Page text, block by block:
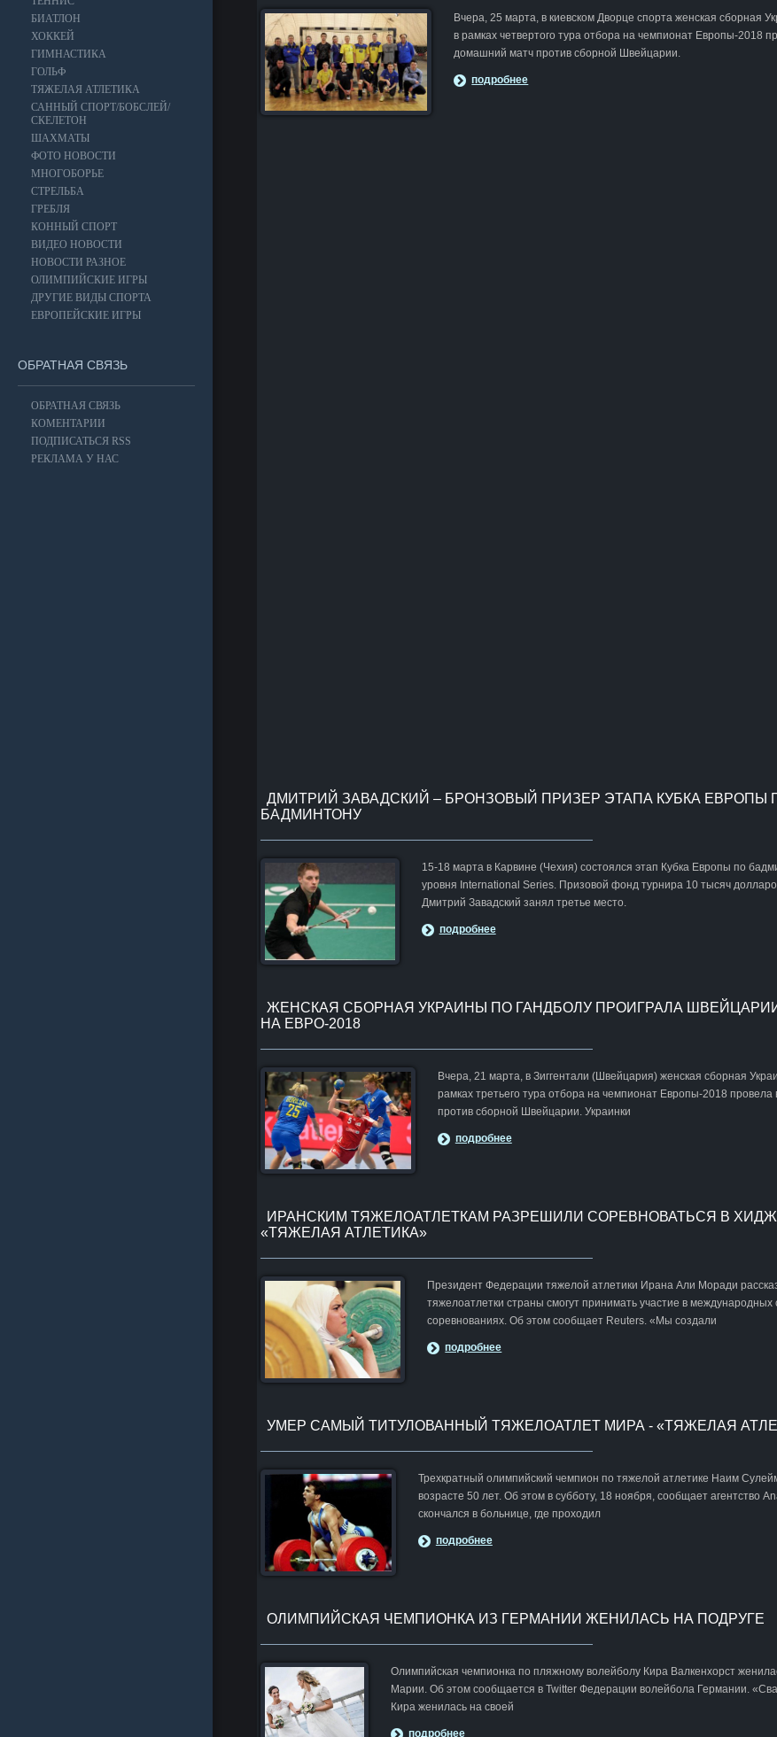
Вчера, 25 марта, в киевском Дворце спорта женская сборная
в рамках четвертого тура отбора на чемпионат Европы-2018
домашний матч против сборной Швейцарии.
подробнее
ДМИТРИЙ ЗАВАДСКИЙ – БРОНЗОВЫЙ ПРИЗЕР ЭТАПА КУБКА ЕВРОПЫ
БАДМИНТОНУ
15-18 марта в Карвине (Чехия) состоялся этап Кубка Европы по
уровня International Series. Призовой фонд турнира 10 тысяч
Дмитрий Завадский занял третье место.
подробнее
ЖЕНСКАЯ СБОРНАЯ УКРАИНЫ ПО ГАНДБОЛУ ПРОИГРАЛА
НА ЕВРО-2018
Вчера, 21 марта, в Зиггентали (Швейцария) женская сборная
рамках третьего тура отбора на чемпионат Европы-2018 провела
против сборной Швейцарии. Украинки
подробнее
ИРАНСКИМ ТЯЖЕЛОАТЛЕТКАМ РАЗРЕШИЛИ СОРЕВНОВАТЬСЯ В
«ТЯЖЕЛАЯ АТЛЕТИКА»
Президент Федерации тяжелой атлетики Ирана Али Моради
тяжелоатлетки страны смогут принимать участие в международных
соревнованиях. Об этом сообщает Reuters. «Мы создали
подробнее
УМЕР САМЫЙ ТИТУЛОВАННЫЙ ТЯЖЕЛОАТЛЕТ МИРА - «ТЯЖЕЛАЯ
Трехкратный олимпийский чемпион по тяжелой атлетике Наим
возрасте 50 лет. Об этом в субботу, 18 ноября, сообщает агентство
скончался в больнице, где проходил
подробнее
ОЛИМПИЙСКАЯ ЧЕМПИОНКА ИЗ ГЕРМАНИИ ЖЕНИЛАСЬ НА ПОДРУГЕ
Олимпийская чемпионка по пляжному волейболу Кира Валкенхорст
Марии. Об этом сообщается в Twitter Федерации волейбола Германии.
Кира женилась на своей
подробнее
БИАТЛОН
ХОККЕЙ
ГИМНАСТИКА
ГОЛЬФ
ТЯЖЕЛАЯ АТЛЕТИКА
САННЫЙ СПОРТ/БОБСЛЕЙ/
СКЕЛЕТОН
ШАХМАТЫ
ФОТО НОВОСТИ
МНОГОБОРЬЕ
СТРЕЛЬБА
ГРЕБЛЯ
КОННЫЙ СПОРТ
ВИДЕО НОВОСТИ
НОВОСТИ РАЗНОЕ
ОЛИМПИЙСКИЕ ИГРЫ
ДРУГИЕ ВИДЫ СПОРТА
ЕВРОПЕЙСКИЕ ИГРЫ
ОБРАТНАЯ СВЯЗЬ
ОБРАТНАЯ СВЯЗЬ
КОМЕНТАРИИ
ПОДПИСАТЬСЯ RSS
РЕКЛАМА У НАС